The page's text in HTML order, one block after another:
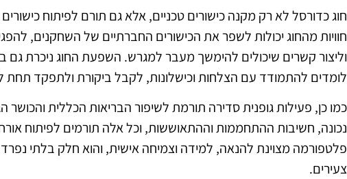
חוג כדורסל לא רק מקנה כישורים טכניים, אלא גם תורם לפיתוח
חוויות מהחוג יכולות לשפר את הכישורים החברתיים של השחקנים,
וליצור קשרים שיכולים להימשך מעבר למגרש. השפעת החוג ניכרת גם
לומדים להתמודד עם הצלחות וכישלונות, לקבל ביקורת ולתפקד תחת
כמו כן, פעילות גופנית סדירה תורמת לשיפור הבריאות הכללית והכושר
נכונה, חשיבות ההתחממות וההתאוששות, וכל אלה תורמים לפיתוח
פלטפורמה מצוינת להנאה, למידה וצמיחה אישית, והוא חלק בלתי
צעירים.